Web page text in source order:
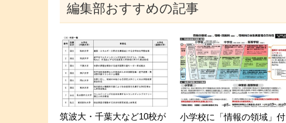
編集部おすすめの記事
筑波大・千葉大など10校が
小学校に「情報の領域」付